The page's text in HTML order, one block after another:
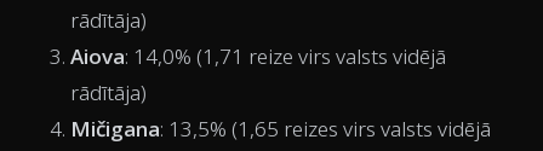
rādītāja)
Aiova: 14,0% (1,71 reize virs valsts vidējā
rādītāja)
Mičigana: 13,5% (1,65 reizes virs valsts vidējā